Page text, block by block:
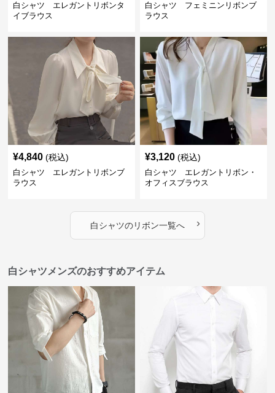
白シャツ エレガントリボンタ
イブラウス
白シャツ フェミニンリボンブ
ラウス
¥4,840 (税込)
白シャツ エレガントリボンブ
ラウス
¥3,120 (税込)
白シャツ エレガントリボン・
オフィスブラウス
白シャツのリボン一覧へ ›
白シャツメンズのおすすめアイテム